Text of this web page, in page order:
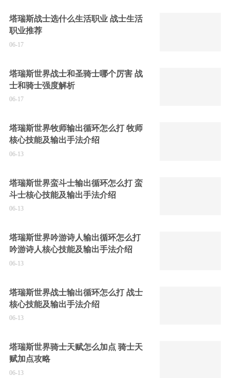
塔瑞斯战士选什么生活职业 战士生活
职业推荐
06-17
塔瑞斯世界战士和圣骑士哪个厉害 战
士和骑士强度解析
06-17
塔瑞斯世界牧师输出循环怎么打 牧师
核心技能及输出手法介绍
06-13
塔瑞斯世界蛮斗士输出循环怎么打 蛮
斗士核心技能及输出手法介绍
06-13
塔瑞斯世界吟游诗人输出循环怎么打
吟游诗人核心技能及输出手法介绍
06-13
塔瑞斯世界战士输出循环怎么打 战士
核心技能及输出手法介绍
06-13
塔瑞斯世界骑士天赋怎么加点 骑士天
赋加点攻略
06-13